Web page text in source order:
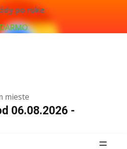
po ruke
mieste
06.08.2026 -